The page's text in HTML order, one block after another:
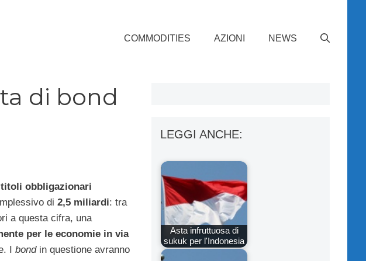
COMMODITIES AZIONI NEWS
di bond
titoli obbligazionari
di 2,5 miliardi: tra
a questa cifra, una
per le economie in via
I bondin questione avranno
LEGGI ANCHE:
Asta infruttuosa di
sukuk per l'Indonesia